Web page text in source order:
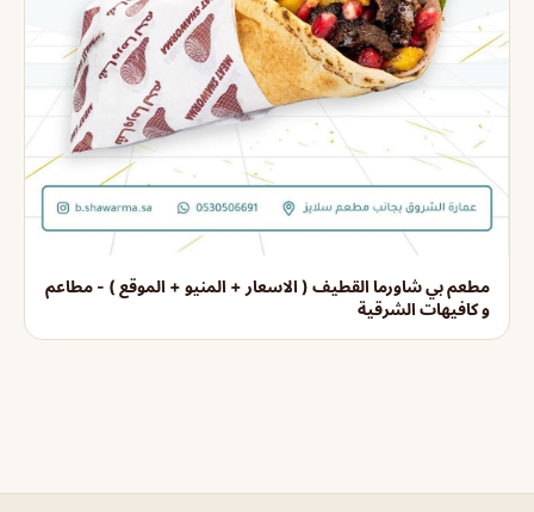
مطعم بي شاورما القطيف ( الاسعار + المنيو + الموقع ) - مطاعم
و كافيهات الشرقية